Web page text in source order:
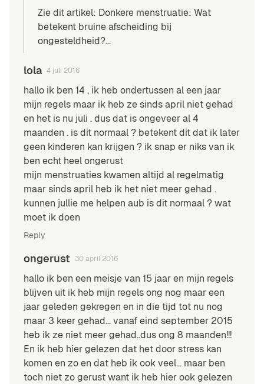
Zie dit artikel: Donkere menstruatie: Wat
betekent bruine afscheiding bij
ongesteldheid?…
lola 4 juli 2016
hallo ik ben 14 , ik heb ondertussen al een jaar
mijn regels maar ik heb ze sinds april niet gehad
en het is nu juli . dus dat is ongeveer al 4
maanden . is dit normaal ? betekent dit dat ik later
geen kinderen kan krijgen ? ik snap er niks van ik
ben echt heel ongerust
mijn menstruaties kwamen altijd al regelmatig
maar sinds april heb ik het niet meer gehad .
kunnen jullie me helpen aub is dit normaal ? wat
moet ik doen
Reply
ongerust 30 april 2016
hallo ik ben een meisje van 15 jaar en mijn regels
blijven uit ik heb mijn regels ong nog maar een
jaar geleden gekregen en in die tijd tot nu nog
maar 3 keer gehad… vanaf eind september 2015
heb ik ze niet meer gehad..dus ong 8 maanden!!!
En ik heb hier gelezen dat het door stress kan
komen en zo en dat heb ik ook veel… maar ben
toch niet zo gerust want ik heb hier ook gelezen